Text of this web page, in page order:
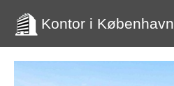
Kontor i København